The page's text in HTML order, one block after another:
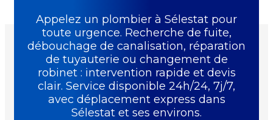
Appelez un plombier à Sélestat pour
toute urgence. Recherche de fuite,
débouchage de canalisation, réparation
de tuyauterie ou changement de
robinet : intervention rapide et devis
clair. Service disponible 24h/24, 7j/7,
avec déplacement express dans
Sélestat et ses environs.